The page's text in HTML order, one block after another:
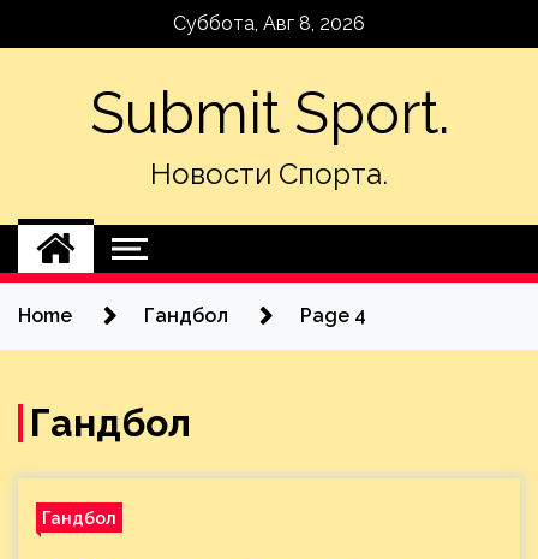
Суббота, Авг 8, 2026
Submit Sport.
Новости Спорта.
Home Гандбол Page 4
Гандбол
Гандбол